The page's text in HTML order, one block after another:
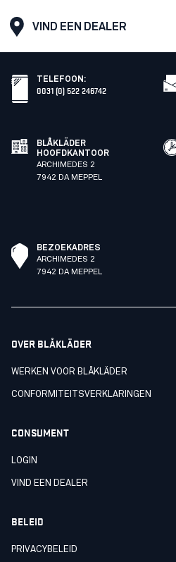
VIND EEN DEALER
TELEFOON :
0031 (0) 522 246742
BLÅKLÄDER
HOOFDKANTOOR
ARCHIMEDES 2
7942 DA MEPPEL
BEZOEKADRES
ARCHIMEDES 2
7942 DA MEPPEL
OVER BLÅKLÄDER
WERKEN VOOR BLÅKLÄDER
CONFORMITEITSVERKLARINGEN
CONSUMENT
LOGIN
VIND EEN DEALER
BELEID
PRIVACYBELEID